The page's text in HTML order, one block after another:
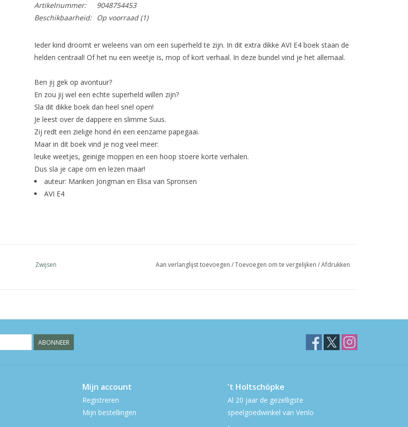
Artikelnummer:
9048754453
Beschikbaarheid:
Op voorraad(1)
Ieder kind droomt er weleens van om een superheld te zijn. In dit extra dikke AVI E4 boek staan de
helden centraal! Of het nu een weetje is, mop of kort verhaal. In deze bundel vind je het allemaal.
Ben jij gek op avontuur?
En zou jij wel een echte superheld willen zijn?
Sla dit dikke boek dan heel snel open!
Je leest over de dappere en slimme Suus.
Zij redt een zielige hond én een eenzame papegaai.
Maar in dit boek vind je nog veel meer:
leuke weetjes, geinige moppen en een hoop stoere korte verhalen.
Dus sla je cape om en lezen maar!
auteur: Mariken Jongman en Elisa van Spronsen
AVI E4
Zwijsen Aan verlanglijst toevoegen /Toevoegen om te vergelijken /Afdrukken
ABONNEER
Mijn account
Registreren
Mijn bestellingen
't Holtschöpke
Al 20 jaar de gezelligste
speelgoedwinkel van Venlo